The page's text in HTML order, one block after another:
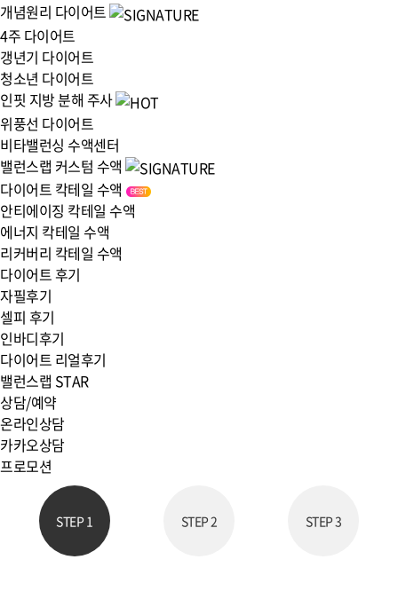
개념원리 다이어트
4주 다이어트
갱년기 다이어트
청소년 다이어트
인핏 지방 분해 주사
위풍선 다이어트
비타밸런싱 수액센터
밸런스랩 커스텀 수액
다이어트 칵테일 수액
안티에이징 칵테일 수액
에너지 칵테일 수액
리커버리 칵테일 수액
다이어트 후기
자필후기
셀피 후기
인바디후기
다이어트 리얼후기
밸런스랩 STAR
상담/예약
온라인상담
카카오상담
프로모션
STEP 1 STEP 2 STEP 3